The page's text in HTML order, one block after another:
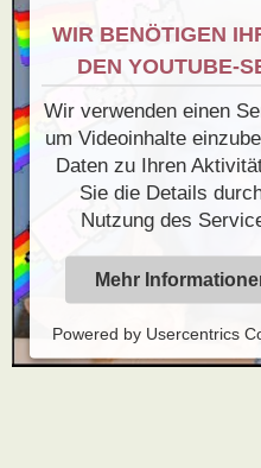
WIR BENÖTIGEN
DEN YOUTUBE-
Wir verwenden einen
um Videoinhalte
Daten zu Ihren
Sie die Details
Nutzung des
Mehr
Powered by Usercentrics